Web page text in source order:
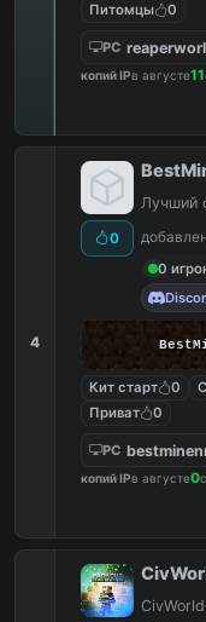
Питомцы
0
PC
копий IPв августе11
4
0
Лучший
0
Кит старт 0
Приват
0
PC
копий IPв августе0